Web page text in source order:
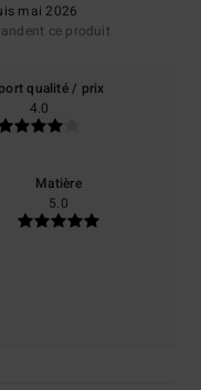
mai 2026
ce produit
qualité / prix
4.0
Matière
5.0